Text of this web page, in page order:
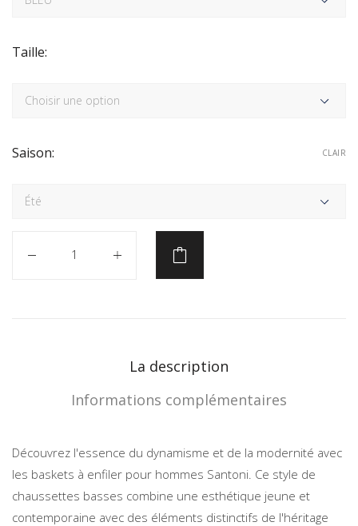
Taille:
Saison: CLAIR
La description
Informations complémentaires
Découvrez l'essence du dynamisme et de la modernité avec
les baskets à enfiler pour hommes Santoni. Ce style de
chaussettes basses combine une esthétique jeune et
contemporaine avec des éléments distinctifs de l'héritage